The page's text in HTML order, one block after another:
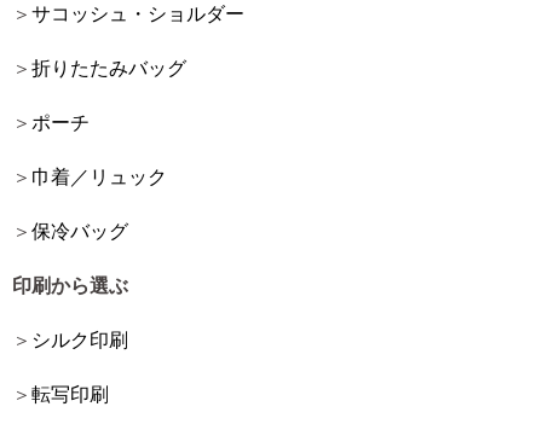
サコッシュ・ショルダー
折りたたみバッグ
ポーチ
巾着／リュック
保冷バッグ
印刷から選ぶ
シルク印刷
転写印刷